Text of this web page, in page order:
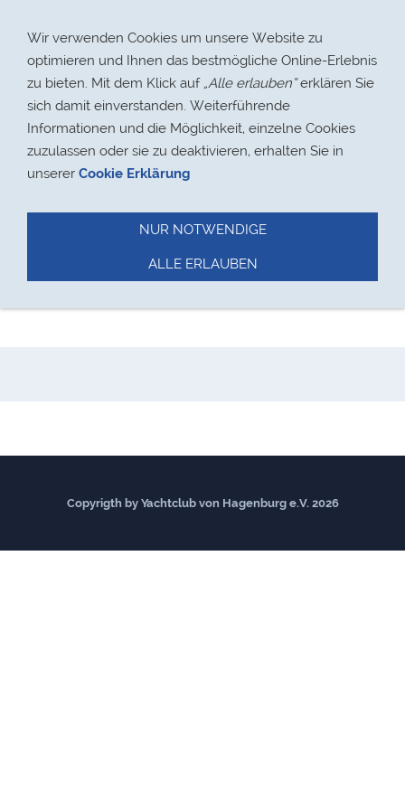
Suchen
Startseite
Copyrigth by Yachtclub von Hagenburg e.V. 2026
Wir verwenden Cookies um unsere Website zu
optimieren und Ihnen das bestmögliche Online-Erlebnis
zu bieten. Mit dem Klick auf „Alle erlauben“erklären Sie
sich damit einverstanden. Weiterführende
Informationen und die Möglichkeit, einzelne Cookies
zuzulassen oder sie zu deaktivieren, erhalten Sie in
unserer Cookie Erklärung
NUR NOTWENDIGE
ALLE ERLAUBEN